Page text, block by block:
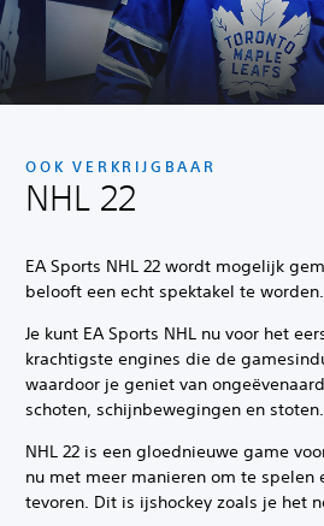
OOK VERKRIJGBAAR
NHL 22
EA Sports NHL 22 wordt mogelijk
belooft een echt spektakel te worden.
Je kunt EA Sports NHL nu voor het
krachtigste engines die de
waardoor je geniet van
schoten, schijnbewegingen en stoten.
NHL 22 is een gloednieuwe game
nu met meer manieren om te spelen
tevoren. Dit is ijshockey zoals je het